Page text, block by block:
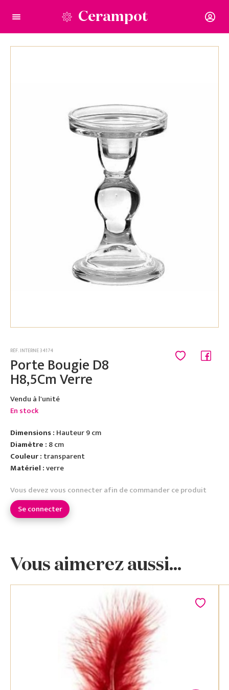
Cerampot
RÉF. INTERNE 34174
Porte Bougie D8
H8,5Cm Verre
Vendu à l'unité
En stock
Dimensions : Hauteur 9 cm
Diamètre : 8 cm
Couleur : transparent
Matériel :verre
Vous devez vous connecter afin de commander ce produit
Se connecter
Vous aimerez aussi...